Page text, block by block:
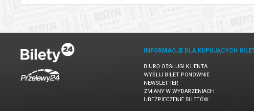
INFORMACJE DLA KUPUJĄCYCH
BIURO OBSŁUGI KLIENTA
WYŚLIJ BILET PONOWNIE
NEWSLETTER
ZMIANY W WYDARZENIACH
UBEZPIECZENIE BILETÓW